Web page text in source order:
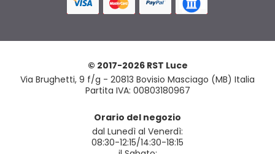
© 2017-2026 RST Luce
Via Brughetti, 9 f/g - 20813 Bovisio Masciago (MB) Italia
Partita IVA: 00803180967
Orario del negozio
dal Lunedì al Venerdì:
08:30-12:15/14:30-18:15